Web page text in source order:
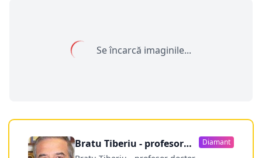
Se încarcă imaginile...
Bratu Tiberiu - profesor
Diamant